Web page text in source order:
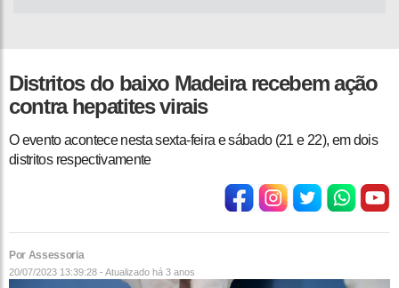
Distritos do baixo Madeira recebem ação
contra hepatites virais
O evento acontece nesta sexta-feira e sábado (21 e 22), em dois
distritos respectivamente
Por Assessoria
20/07/2023 13:39:28 - Atualizado há 3 anos